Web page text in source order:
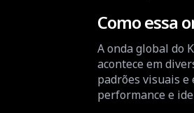
Como essa
A onda global do
acontece em
padrões visuais e
performance e